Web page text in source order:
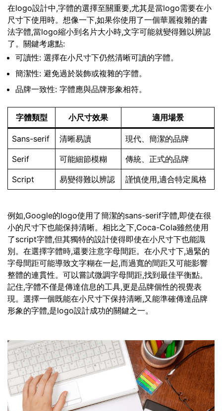
在logo設計中,字體的選擇至關重要,尤其是當logo需要在小
尺寸下使用時。想像一下,如果你使用了一個華麗複雜的書
法字體,當logo縮小到名片大小時,文字可能就變得難以辨認
了。關鍵考慮點:
可讀性: 選擇在小尺寸下仍然清晰可讀的字體。
簡潔性: 避免過於裝飾或複雜的字體。
品牌一致性: 字體應與品牌形象相符。
字體類型 小尺寸效果 適用場景
Sans-serif 清晰易讀 現代、簡潔的品牌
Serif 可能細節模糊 傳統、正式的品牌
Script 易變得難以辨認 謹慎使用,適合特定風格
例如,Google的logo使用了簡潔的sans-serif字體,即使在很
小的尺寸下也能保持清晰。相比之下,Coca-Cola雖然使用
了script字體,但其獨特的設計使得即使在小尺寸下也能識
別。在選擇字體時,還要注意字母間距。在小尺寸下,過緊的
字母間距可能導致文字糊在一起,而過寬的間距又可能影響
整體的連貫性。可以嘗試微調字母間距,找到最佳平衡點。
記住,字體不僅是傳達信息的工具,更是品牌個性的視覺表
現。選擇一個既能在小尺寸下保持清晰,又能準確傳達品牌
形象的字體,是logo設計成功的關鍵之一。